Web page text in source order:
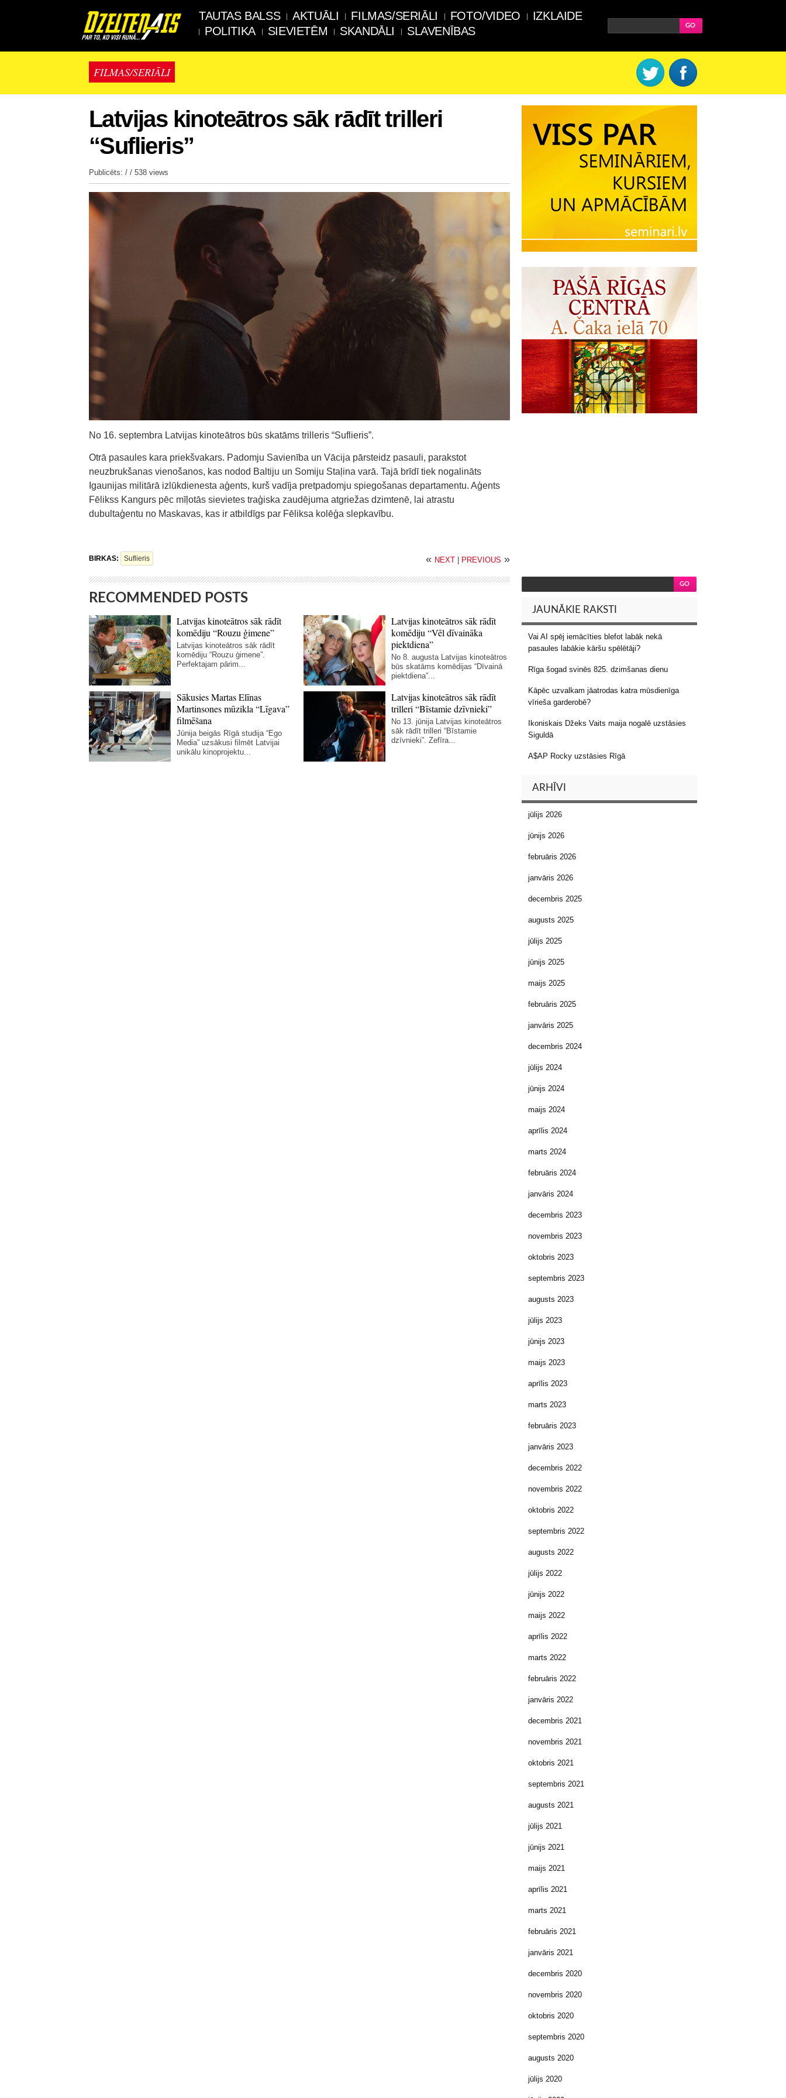
TAUTAS BALSS AKTUĀLI FILMAS/SERIĀLI FOTO/VIDEO
IZKLAIDE
POLITIKA
SIEVIETĒM SKANDĀLI SLAVENĪBAS
FILMAS/SERIĀLI
Latvijas kinoteātros sāk rādīt trilleri
“Suflieris”
Publicēts: / / 538 views
No 16. septembra Latvijas kinoteātros būs skatāms trilleris “Suflieris”.
Otrā pasaules kara priekšvakars. Padomju Savienība un Vācija pārsteidz pasauli, parakstot
neuzbrukšanas vienošanos, kas nodod Baltiju un Somiju Staļina varā. Tajā brīdī tiek nogalināts
Igaunijas militārā izlūkdienesta aģents, kurš vadīja pretpadomju spiegošanas departamentu. Aģents
Fēlikss Kangurs pēc mīļotās sievietes traģiska zaudējuma atgriežas dzimtenē, lai atrastu
dubultaģentu no Maskavas, kas ir atbildīgs par Fēliksa kolēģa slepkavību.
BIRKAS: Suflieris « NEXT | PREVIOUS »
RECOMMENDED POSTS
Latvijas kinoteātros sāk rādīt
komēdiju “Rouzu ģimene”
Latvijas kinoteātros sāk rādīt
komēdiju “Rouzu ģimene”.
Perfektajam pārim...
Latvijas kinoteātros sāk rādīt
komēdiju “Vēl dīvaināka
piektdiena”
No 8. augusta Latvijas kinoteātros
būs skatāms komēdijas “Dīvainā
piektdiena”...
Sākusies Martas Elīnas
Martinsones mūzikla “Līgava”
filmēšana
Jūnija beigās Rīgā studija “Ego
Media” uzsākusi filmēt Latvijai
unikālu kinoprojektu...
Latvijas kinoteātros sāk rādīt
trilleri “Bīstamie dzīvnieki”
No 13. jūnija Latvijas kinoteātros
sāk rādīt trilleri “Bīstamie
dzīvnieki”. Zefīra...
JAUNĀKIE RAKSTI
Vai AI spēj iemācīties blefot labāk nekā
pasaules labākie kāršu spēlētāji?
Rīga šogad svinēs 825. dzimšanas dienu
Kāpēc uzvalkam jāatrodas katra mūsdienīga
vīrieša garderobē?
Ikoniskais Džeks Vaits maija nogalē uzstāsies
Siguldā
A$AP Rocky uzstāsies Rīgā
ARHĪVI
jūlijs 2026
jūnijs 2026
februāris 2026
janvāris 2026
decembris 2025
augusts 2025
jūlijs 2025
jūnijs 2025
maijs 2025
februāris 2025
janvāris 2025
decembris 2024
jūlijs 2024
jūnijs 2024
maijs 2024
aprīlis 2024
marts 2024
februāris 2024
janvāris 2024
decembris 2023
novembris 2023
oktobris 2023
septembris 2023
augusts 2023
jūlijs 2023
jūnijs 2023
maijs 2023
aprīlis 2023
marts 2023
februāris 2023
janvāris 2023
decembris 2022
novembris 2022
oktobris 2022
septembris 2022
augusts 2022
jūlijs 2022
jūnijs 2022
maijs 2022
aprīlis 2022
marts 2022
februāris 2022
janvāris 2022
decembris 2021
novembris 2021
oktobris 2021
septembris 2021
augusts 2021
jūlijs 2021
jūnijs 2021
maijs 2021
aprīlis 2021
marts 2021
februāris 2021
janvāris 2021
decembris 2020
novembris 2020
oktobris 2020
septembris 2020
augusts 2020
jūlijs 2020